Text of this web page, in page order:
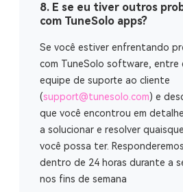
8. E se eu tiver outros
com TuneSolo apps?
Se você estiver enfrentando
com TuneSolo software, entre
equipe de suporte ao cliente
(support@tunesolo.com) e
que você encontrou em
a solucionar e resolver
você possa ter.
dentro de 24 horas durante a
nos fins de semana